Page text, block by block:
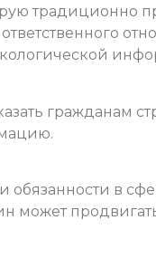
традиционно
гражданам
обязанности в
может